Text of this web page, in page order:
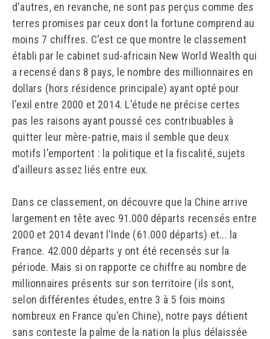
d'autres, en revanche, ne sont pas perçus comme des
terres promises par ceux dont la fortune comprend au
moins 7 chiffres. C'est ce que montre le classement
établi par le cabinet sud-africain New World Wealth qui
a recensé dans 8 pays, le nombre des millionnaires en
dollars (hors résidence principale) ayant opté pour
l'exil entre 2000 et 2014. L'étude ne précise certes
pas les raisons ayant poussé ces contribuables à
quitter leur mère-patrie, mais il semble que deux
motifs l'emportent : la politique et la fiscalité, sujets
d'ailleurs assez liés entre eux.
Dans ce classement, on découvre que la Chine arrive
largement en tête avec 91.000 départs recensés entre
2000 et 2014 devant l'Inde (61.000 départs) et... la
France. 42.000 départs y ont été recensés sur la
période. Mais si on rapporte ce chiffre au nombre de
millionnaires présents sur son territoire (ils sont,
selon différentes études, entre 3 à 5 fois moins
nombreux en France qu'en Chine), notre pays détient
sans conteste la palme de la nation la plus délaissée